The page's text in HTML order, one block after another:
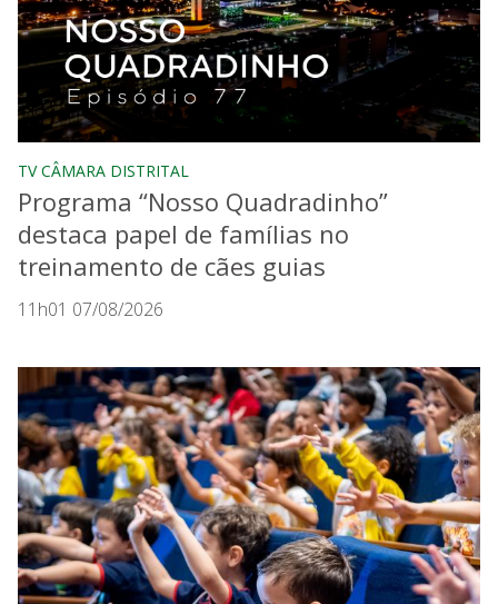
TV CÂMARA DISTRITAL
Programa “Nosso Quadradinho”
destaca papel de famílias no
treinamento de cães guias
11h01 07/08/2026